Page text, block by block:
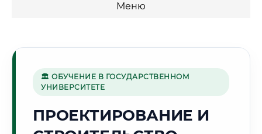
Меню
🌲
🏛 ОБУЧЕНИЕ В ГОСУДАРСТВЕННОМ
УНИВЕРСИТЕТЕ
ПРОЕКТИРОВАНИЕ И